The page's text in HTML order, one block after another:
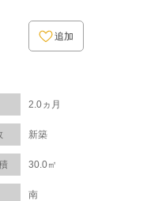
追加
2.0ヵ月
新築
30.0㎡
南